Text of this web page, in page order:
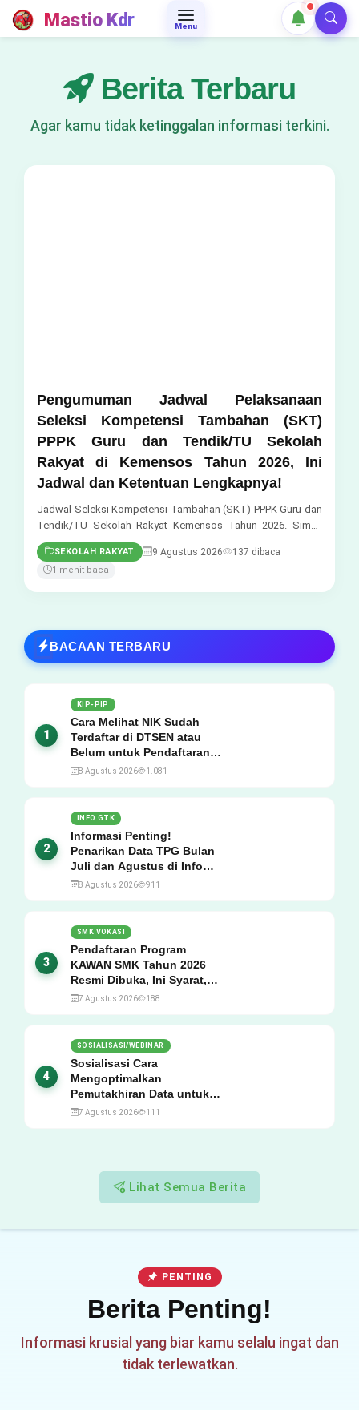
Mastio Kdr Menu
Berita Terbaru
Agar kamu tidak ketinggalan informasi terkini.
Pengumuman Jadwal Pelaksanaan
Seleksi Kompetensi Tambahan (SKT)
PPPK Guru dan Tendik/TU Sekolah
Rakyat di Kemensos Tahun 2026, Ini
Jadwal dan Ketentuan Lengkapnya!
Jadwal Seleksi Kompetensi Tambahan (SKT) PPPK Guru dan
Tendik/TU Sekolah Rakyat Kemensos Tahun 2026. Simak
jadwal pelaksanaan, konfirmasi peserta, pen...
SEKOLAH RAKYAT 9 Agustus 2026 137 dibaca
1 menit baca
BACAAN TERBARU
1
KIP-PIP
Cara Melihat NIK Sudah
Terdaftar di DTSEN atau
Belum untuk Pendaftaran
Bantuan PIP Tahun
Syarat Perubahan Desil!
8 Agustus 2026 1.081
2
INFO GTK
Informasi Penting!
Penarikan Data TPG Bulan
Juli dan Agustus di Info
GTK 2026, Catat
Terbit Januari–Juni, Ini
Prosesnya!
8 Agustus 2026 911
3
SMK VOKASI
Pendaftaran Program
KAWAN SMK Tahun 2026
Resmi Dibuka, Ini Syarat,
Berkas, Jadwal, Batas
Pendaftarannya!
7 Agustus 2026 188
4
SOSIALISASI/WEBINAR
Sosialisasi Cara
Mengoptimalkan
Pemutakhiran Data untuk
Rapor Pendidikan Tahun
7 Agustus 2026 111
Lihat Semua Berita
PENTING
Berita Penting!
Informasi krusial yang biar kamu selalu ingat dan
tidak terlewatkan.